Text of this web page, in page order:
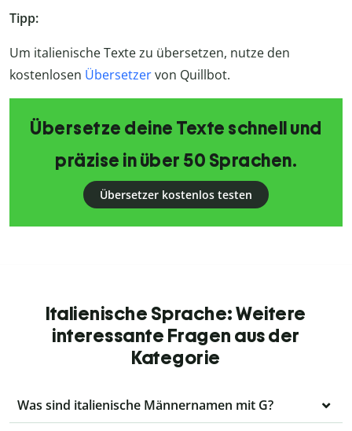
Tipp:
Um italienische Texte zu übersetzen, nutze den
kostenlosen Übersetzervon Quillbot.
Übersetze deine Texte schnell und
präzise in über 50 Sprachen.
Übersetzer kostenlos testen
Italienische Sprache: Weitere
interessante Fragen aus der
Kategorie
Was sind italienische Männernamen mit G?